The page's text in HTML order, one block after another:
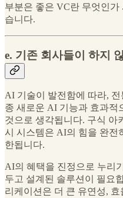
부분은 좋은 VC란 무엇인
습니다.
e. 기존 회사들이 하지
AI 기술이 발전함에 따라,
종 새로운 AI 기능과 효과적
것으로 생각됩니다. 구식 아
시 시스템은 AI의 힘을 완전
한됩니다.
AI의 혜택을 진정으로 누리
두고 설계된 솔루션이 필요
리케이션은 더 큰 유연성, 효